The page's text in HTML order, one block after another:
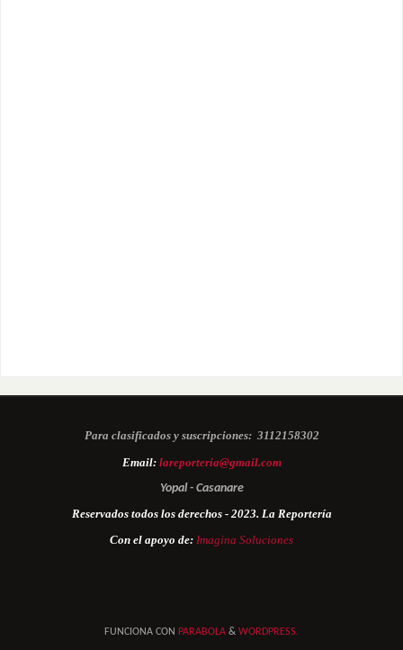
Para clasificados y suscripciones: 3112158302
Email: lareporteria@gmail.com
Yopal - Casanare
Reservados todos los derechos - 2023. La Reportería
Con el apoyo de: Imagina Soluciones
FUNCIONA CON PARABOLA & WORDPRESS.